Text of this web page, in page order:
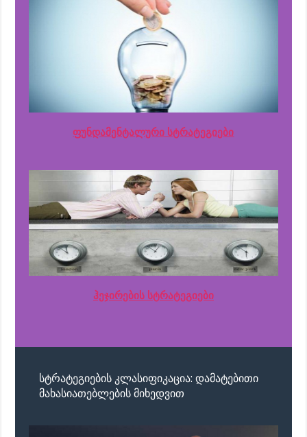
ფუნდამენტალური სტრატეგიები
ჰეჯირების სტრატეგიები
სტრატეგიების კლასიფიკაცია: დამატებითი
მახასიათებლების მიხედვით